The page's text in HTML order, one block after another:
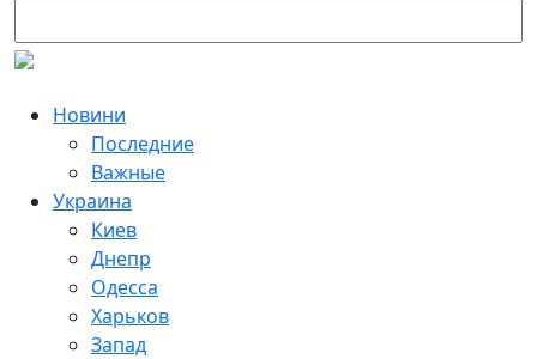
Новини
Последние
Важные
Украина
Киев
Днепр
Одесса
Харьков
Запад